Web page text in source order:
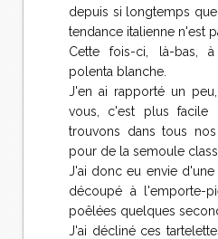
depuis si longtemps
tendance italienne n'est
Cette fois-ci, là-bas,
polenta blanche.
J'en ai rapporté un
vous, c'est plus facile
trouvons dans tous
pour de la semoule
J'ai donc eu envie d'une
découpé à l'emporte-
poêlées quelques
J'ai décliné ces